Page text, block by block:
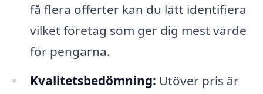
få flera offerter kan du lätt identifiera
vilket företag som ger dig mest värde
för pengarna.
Kvalitetsbedömning: Utöver pris är